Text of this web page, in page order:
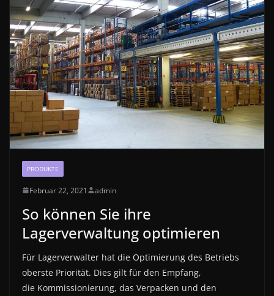
PRODUKTE
Februar 22, 2021 admin
So können Sie ihre
Lagerverwaltung optimieren
Für Lagerverwalter hat die Optimierung des Betriebs
oberste Priorität. Dies gilt für den Empfang,
die Kommissionierung, das Verpacken und den